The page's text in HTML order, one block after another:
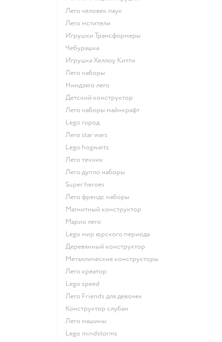
Лего человек паук
Лего мстители
Игрушки Трансформеры
Чебурашка
Игрушка Хеллоу Китти
Лего наборы
Ниндзяго лего
Детский конструктор
Лего наборы майнкрафт
Lego город
Лего star wars
Lego hogwarts
Лего техник
Лего дупло наборы
Super heroes
Лего френдс наборы
Магнитный конструктор
Марио лего
Lego мир юрского периода
Деревянный конструктор
Металлические конструкторы
Лего креатор
Lego speed
Лего Friends для девочек
Конструктор слубан
Лего машины
Lego mindstorms